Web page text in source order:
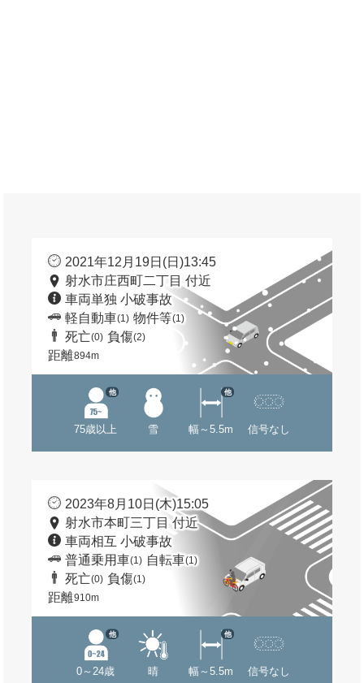
2021年12月19日(日)13:45
射水市庄西町二丁目 付近
車両単独 小破事故
軽自動車(1) 物件等(1)
死亡(0) 負傷(2)
距離894m
75歳以上
他
雪 幅～5.5m
他
信号なし
2023年8月10日(木)15:05
射水市本町三丁目 付近
車両相互 小破事故
普通乗用車(1) 自転車(1)
死亡(0) 負傷(1)
距離910m
0～24歳
他
晴 幅～5.5m
他
信号なし